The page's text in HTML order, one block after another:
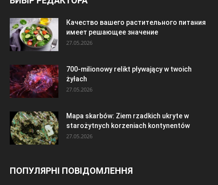
Качество вашего растительного питания
имеет решающее значение
27.05.2026
700-milionowy relikt pływający w twoich
żyłach
27.05.2026
Mapa skarbów: Ziem rzadkich ukryte w
starożytnych korzeniach kontynentów
27.05.2026
ПОПУЛЯРНІ ПОВІДОМЛЕННЯ